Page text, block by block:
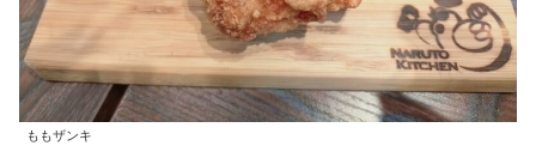
ももザンキ